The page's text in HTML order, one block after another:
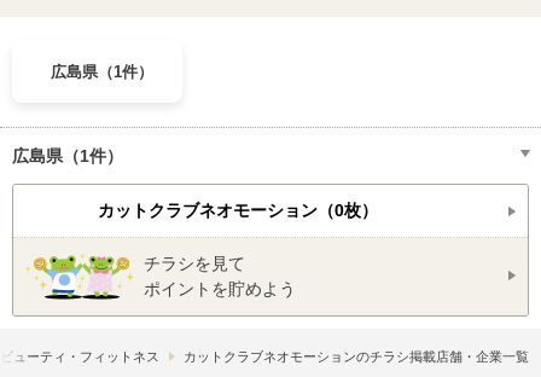
広島県（1件）
広島県（1件）
カットクラブネオモーション（0枚）
チラシを見て
ポイントを貯めよう
ューティ・フィットネス カットクラブネオモーションのチラシ掲載店舗・企業一覧